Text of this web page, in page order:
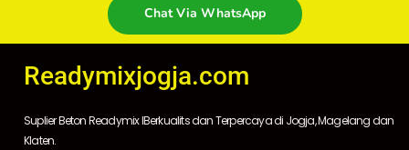
Chat Via WhatsApp
Readymixjogja.com
Suplier Beton Readymix IBerkualits dan Terpercaya di Jogja, Magelang dan
Klaten.